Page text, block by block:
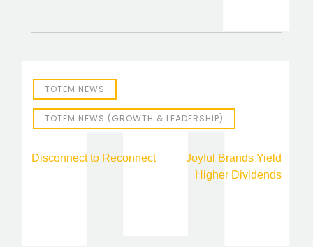
TOTEM NEWS
TOTEM NEWS (GROWTH & LEADERSHIP)
Post
Disconnect to Reconnect
Joyful Brands Yield
Higher Dividends